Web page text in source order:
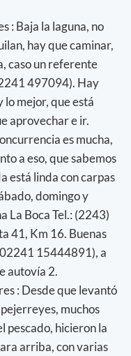
: Baja la laguna, no
hay que caminar,
caso un referente
497094). Hay
lo mejor, que está
aprovechar e ir.
es mucha,
a eso, que sabemos
está linda con carpas
domingo y
La Boca Tel.: (2243)
41, Km 16. Buenas
15444891), a
autovía 2.
: Desde que levantó
muchos
pescado, hicieron la
arriba, con varias